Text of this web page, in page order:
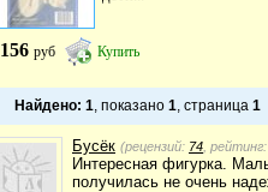
156 руб Купить
Найдено: 1, показано 1, страница 1
Бусёк (рецензий: 74 ,
Интересная фигурка.
получилась не очень